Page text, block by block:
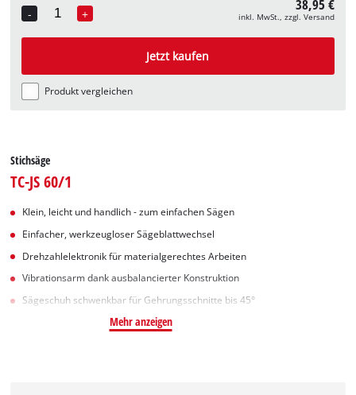
Stichsägeblatt-Set
inkl. 10-tlg. Stich-
Sägeblatt-Set
-
Quantity
+ 38,95 €
inkl. MwSt., zzgl. Versand
Jetzt kaufen
Produkt vergleichen
Stichsäge
TC-JS 60/1
Klein, leicht und handlich - zum einfachen Sägen
Einfacher, werkzeugloser Sägeblattwechsel
Drehzahlelektronik für materialgerechtes Arbeiten
Vibrationsarm dank ausbalancierter Konstruktion
Sägeschuh schwenkbar für Gehrungsschnitte bis 45°
Mehr anzeigen